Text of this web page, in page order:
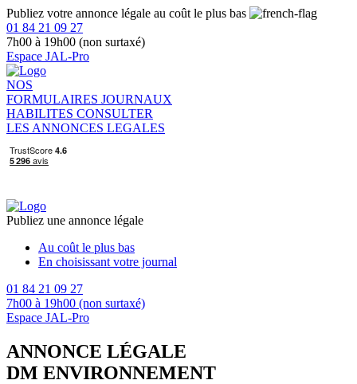
Publiez votre annonce légale au coût le plus bas
01 84 21 09 27
7h00 à 19h00 (non surtaxé)
Espace JAL-Pro
NOS
FORMULAIRES JOURNAUX
HABILITES CONSULTER
LES ANNONCES LEGALES
Publiez une annonce légale
Au coût le plus bas
En choisissant votre journal
01 84 21 09 27
7h00 à 19h00 (non surtaxé)
Espace JAL-Pro
ANNONCE LÉGALE
DM ENVIRONNEMENT